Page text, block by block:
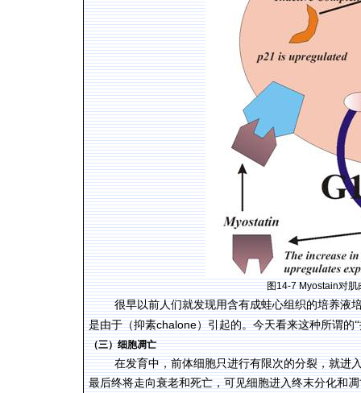
图14-7 Myostain对肌
很早以前人们就发现用含有成蛙心组织的培养液
是由于（抑素chalone）引起的。今天看来这种所谓的
（三）细胞凋亡
在发育中，前体细胞只进行有限次的分裂，就进
最后终将走向衰老和死亡，可见细胞进入终末分化和